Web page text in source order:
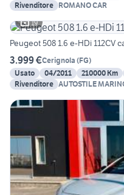
Rivenditore ROMANO CAR
19
Peugeot 508 1.6 e-HDi 112CV
3.999 €Cerignola (FG)
Usato
04/2011 210000 Km
Rivenditore AUTOSTILE